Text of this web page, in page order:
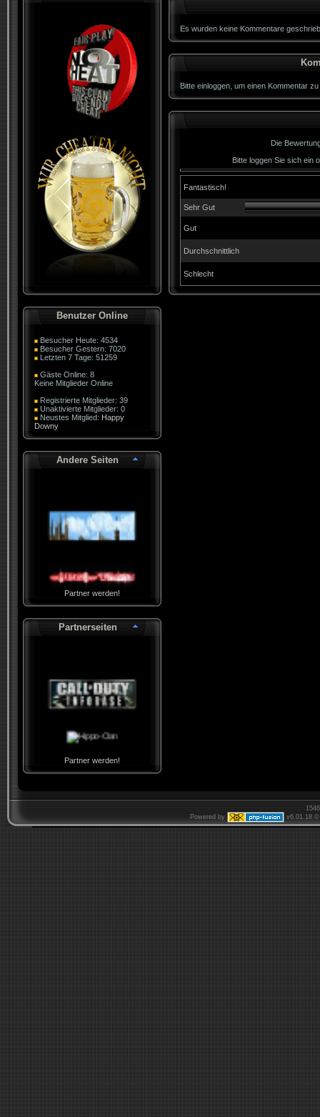
Benutzer Online
Besucher Heute: 4534
Besucher Gestern: 7020
Letzten 7 Tage: 51259
Gäste Online: 8
Keine Mitglieder Online
Registrierte Mitglieder: 39
Unaktivierte Mitglieder: 0
Neustes Mitglied: Happy
Downy
Andere Seiten
Partner werden!
Partnerseiten
Partner werden!
Es wurden keine Kommentare
Bitte einloggen, um einen Kommentar
Die
Bitte loggen Sie sich ein
Fantastisch!
Sehr Gut
Gut
Durchschnittlich
Schlecht
Powered by
v6.01.18 ©